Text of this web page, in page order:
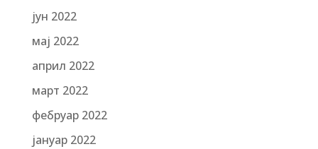
јун 2022
мај 2022
април 2022
март 2022
фебруар 2022
јануар 2022